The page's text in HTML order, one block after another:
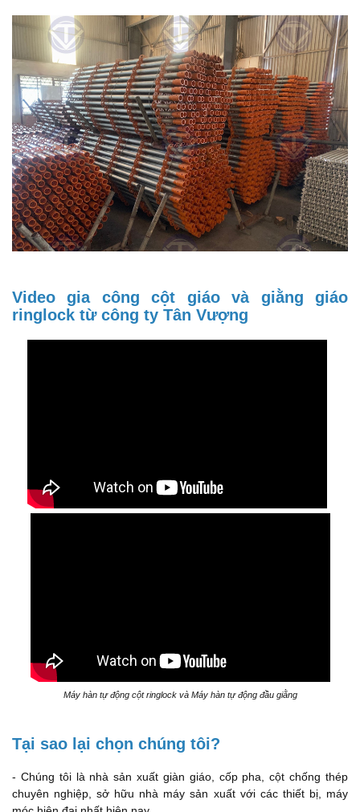
Video gia công cột giáo và giằng giáo
ringlock từ công ty Tân Vượng
Máy hàn tự động cột ringlock và Máy hàn tự động đầu giằng
Tại sao lại chọn chúng tôi?
- Chúng tôi là nhà sản xuất giàn giáo, cốp pha, cột chống thép
chuyên nghiệp, sở hữu nhà máy sản xuất với các thiết bị, máy